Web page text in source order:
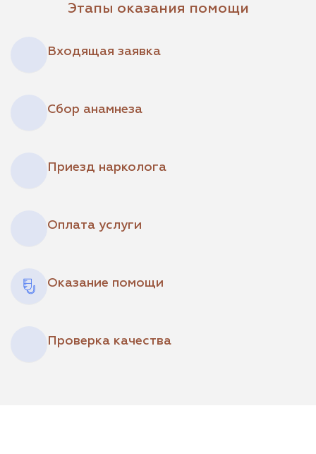
Этапы оказания помощи
Входящая заявка
Сбор анамнеза
Приезд нарколога
Оплата услуги
Оказание помощи
Проверка качества